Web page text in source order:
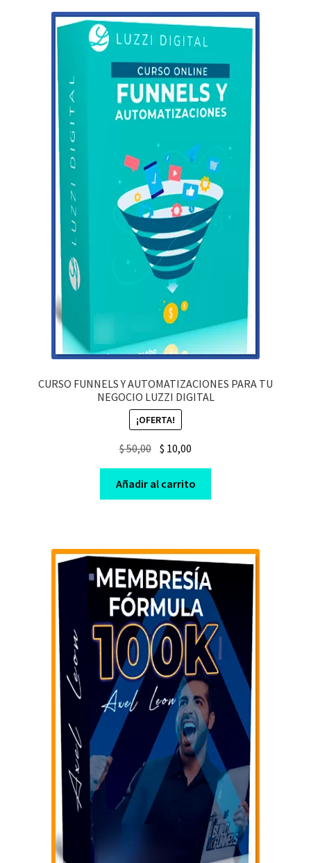
CURSO FUNNELS Y AUTOMATIZACIONES PARA TU
NEGOCIO LUZZI DIGITAL
¡OFERTA!
$50,00 Original
price
was:
$ 50,00.
$ 10,00
price
is:
$ 10,00.
Añadir al carrito